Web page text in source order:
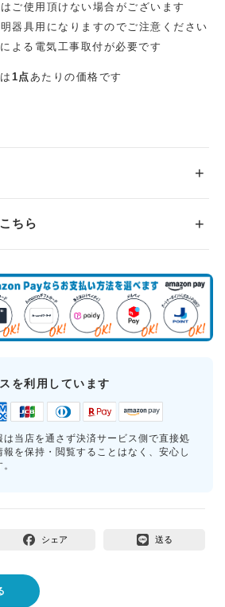
ご使用頂けない場合がございます
器具用になりますのでご注意ください
よる電気工事取付が必要です
1点あたりの価格です
ちら
を利用しています
は当店を通さず決済サービス側で直接処
を保持・閲覧することはなく、安心し
シェア 送る